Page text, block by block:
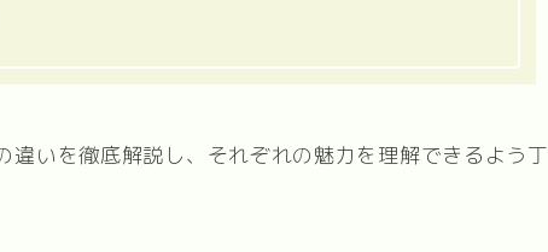
違いを徹底解説し、それぞれの魅力を理解できるよう丁